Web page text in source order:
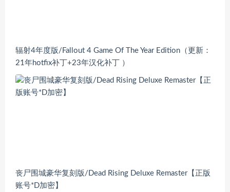
辐射4年度版/Fallout 4 Game Of The Year Edition（更新：
21年hotfix补丁+23年汉化补丁 ）
丧尸围城豪华复刻版/Dead Rising Deluxe Remaster【正版
账号*D加密】